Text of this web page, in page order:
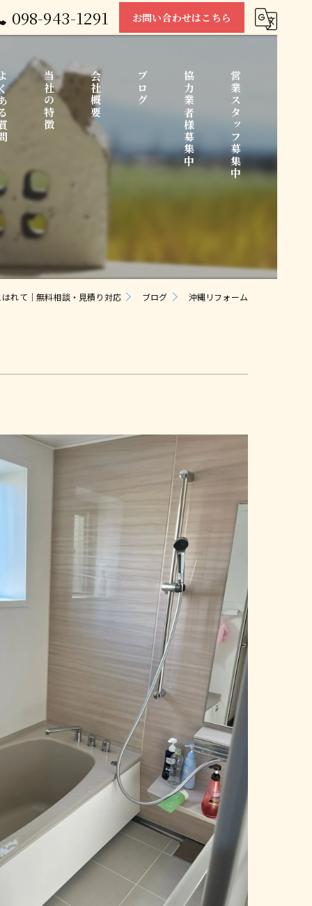
098-943-1291 お問い合わせはこちら
質問 当社の特徴
中古住宅
水回り
会社概要 ブログ 協力業者様募集中 営業スタッフ募集中
れて｜無料相談・見積り対応 ブログ 沖縄リフォーム